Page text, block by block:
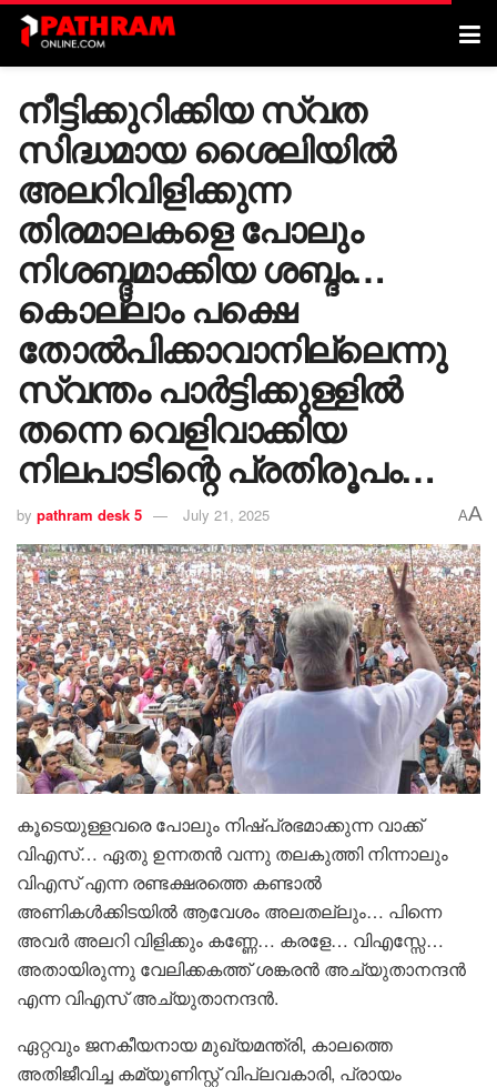
നീട്ടിക്കുറിക്കിയ സ്വത
സിദ്ധമായ ശൈലിയിൽ
അലറിവിളിക്കുന്ന
തിരമാലകളെ പോലും
നിശബ്ദമാക്കിയ ശബ്ദം…
കൊല്ലാം പക്ഷെ
തോൽപിക്കാവാനില്ലെന്നു
സ്വന്തം പാർട്ടിക്കുള്ളിൽ
തന്നെ വെളിവാക്കിയ
നിലപാടിന്റെ പ്രതിരൂപം…
by pathram desk 5 July 21, 2025 AA
കൂടെയുള്ളവരെ പോലും നിഷ്പ്രഭമാക്കുന്ന വാക്ക്
വിഎസ്… ഏതു ഉന്നതൻ വന്നു തലകുത്തി നിന്നാലും
വിഎസ് എന്ന രണ്ടക്ഷരത്തെ കണ്ടാൽ
അണികൾക്കിടയിൽ ആവേശം അലതല്ലും… പിന്നെ
അവർ അലറി വിളിക്കും കണ്ണേ… കരളേ… വിഎസ്സേ…
അതായിരുന്നു വേലിക്കകത്ത് ശങ്കരൻ അച്യുതാനന്ദൻ
എന്ന വിഎസ് അച്യുതാനന്ദൻ.
ഏറ്റവും ജനകീയനായ മുഖ്യമന്ത്രി, കാലത്തെ
അതിജീവിച്ച കമ്യൂണിസ്റ്റ് വിപ്ലവകാരി, പ്രായം